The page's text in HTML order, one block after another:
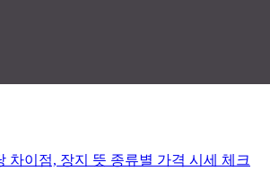
차이점, 장지 뜻 종류별 가격 시세 체크